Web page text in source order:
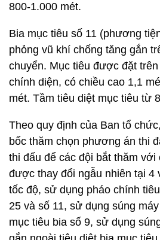
800-1.000 mét.
Bia mục tiêu số 11 (phương
phỏng vũ khí chống tăng gắn
chuyển. Mục tiêu được đặt
chính diện, có chiều cao 1,1
mét. Tầm tiêu diệt mục tiêu từ
Theo quy định của Ban tổ
bốc thăm chọn phương án thi
thi đấu để các đội bắt thăm
được thay đổi ngẫu nhiên tại 4
tốc độ, sử dụng pháo chính
25 và số 11, sử dụng súng
mục tiêu bia số 9, sử dụng